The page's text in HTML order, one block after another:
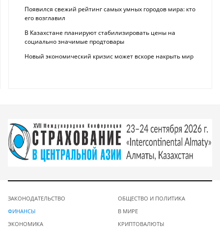
Появился свежий рейтинг самых умных городов мира: кто
его возглавил
В Казахстане планируют стабилизировать цены на
социально значимые продтовары
Новый экономический кризис может вскоре накрыть мир
ЗАКОНОДАТЕЛЬСТВО
ФИНАНСЫ
ЭКОНОМИКА
ОБЩЕСТВО И ПОЛИТИКА
В МИРЕ
КРИПТОВАЛЮТЫ